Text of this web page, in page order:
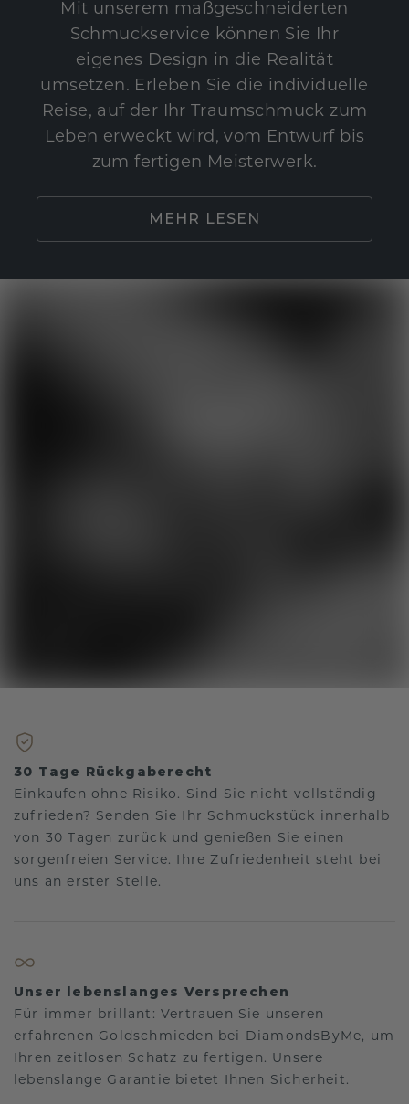
Mit unserem maßgeschneiderten
Schmuckservice können Sie Ihr
eigenes Design in die Realität
umsetzen. Erleben Sie die individuelle
Reise, auf der Ihr Traumschmuck zum
Leben erweckt wird, vom Entwurf bis
zum fertigen Meisterwerk.
MEHR LESEN
30 Tage Rückgaberecht
Einkaufen ohne Risiko. Sind Sie nicht vollständig
zufrieden? Senden Sie Ihr Schmuckstück innerhalb
von 30 Tagen zurück und genießen Sie einen
sorgenfreien Service. Ihre Zufriedenheit steht bei
uns an erster Stelle.
Unser lebenslanges Versprechen
Für immer brillant: Vertrauen Sie unseren
erfahrenen Goldschmieden bei DiamondsByMe, um
Ihren zeitlosen Schatz zu fertigen. Unsere
lebenslange Garantie bietet Ihnen Sicherheit.